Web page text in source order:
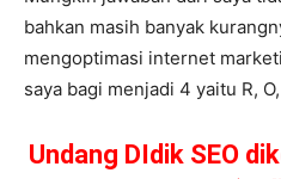
bahkan masih banyak
mengoptimasi internet
saya bagi menjadi 4 yaitu R,
Undang DIdik SEO